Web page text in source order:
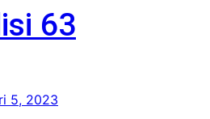
63
5, 2023